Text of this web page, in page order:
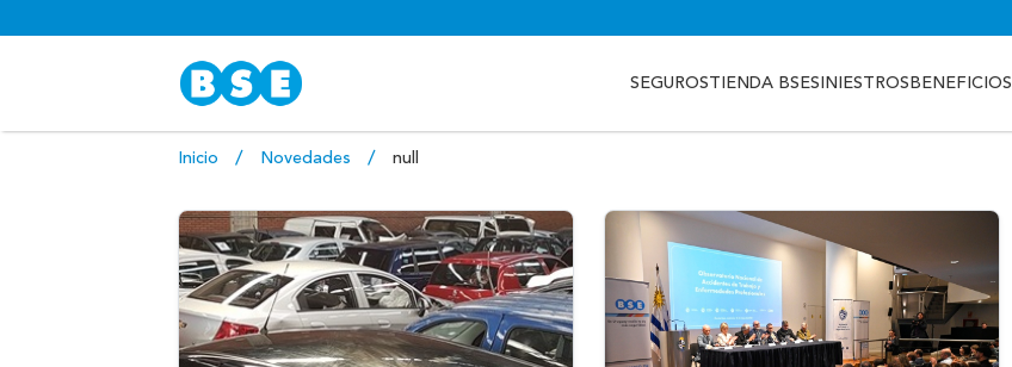
SEGUROSTIENDA BSESINIESTROS BENEFICIOS
Inicio Novedades null